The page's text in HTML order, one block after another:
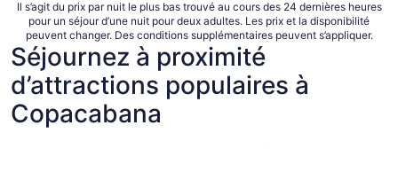
Il s’agit du prix par nuit le plus bas trouvé au cours des 24 dernières heures
pour un séjour d’une nuit pour deux adultes. Les prix et la disponibilité
peuvent changer. Des conditions supplémentaires peuvent s’appliquer.
Séjournez à proximité
d’attractions populaires à
Copacabana